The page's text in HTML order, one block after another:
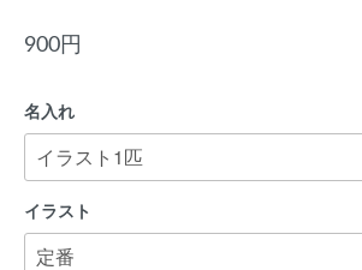
900円
名入れ
イラスト